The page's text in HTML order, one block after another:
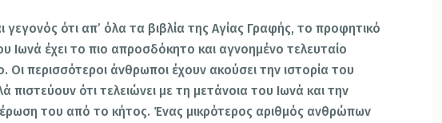
ότι απ’ όλα τα βιβλία της Αγίας Γραφής, το προφητικό
Ιωνά έχει το πιο απροσδόκητο και αγνοημένο τελευταίο
Οι περισσότεροι άνθρωποι έχουν ακούσει την ιστορία του
πιστεύουν ότι τελειώνει με τη μετάνοια του Ιωνά και την
του από το κήτος. Ένας μικρότερος αριθμός ανθρώπων